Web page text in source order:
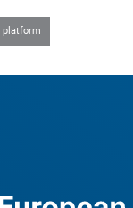
platform